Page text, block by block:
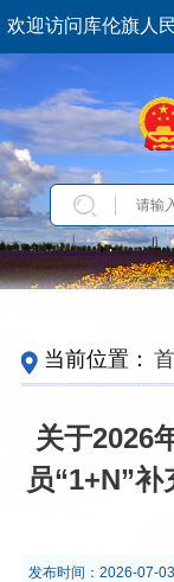
欢迎访问库伦旗人
当前位置：
关于2026
员“1+N”
发布时间： 2026-07-